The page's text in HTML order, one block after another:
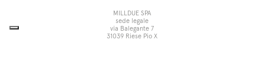
MILLDUE SPA
sede legale
via Balegante 7
31039 Riese Pio X